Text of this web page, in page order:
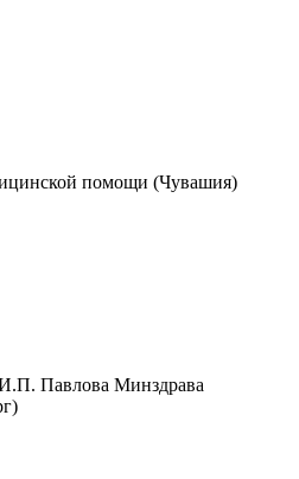
помощи (Чувашия)
Павлова Минздрава